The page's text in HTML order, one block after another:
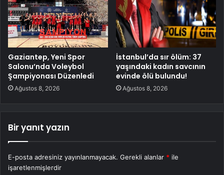
Gaziantep, Yeni Spor
Salonu’nda Voleybol
Şampiyonası Düzenledi
Ağustos 8, 2026
İstanbul’da sır ölüm: 37
yaşındaki kadın savcının
evinde ölü bulundu!
Ağustos 8, 2026
Bir yanıt yazın
E-posta adresiniz yayınlanmayacak. Gerekli alanlar * ile
işaretlenmişlerdir